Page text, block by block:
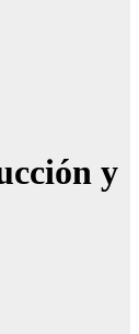
y